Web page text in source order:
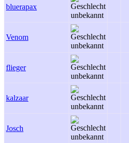
bluerapax
Venom
flieger
kalzaar
Josch